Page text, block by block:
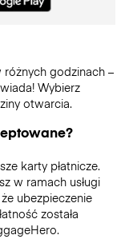
godzinach –
Wybierz
otwarcia.
karty płatnicze.
w ramach usługi
ubezpieczenie
została